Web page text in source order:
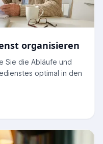
organisieren
Sie die Abläufe und
optimal in den